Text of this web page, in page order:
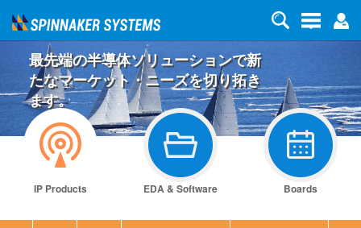
最先端の半導体ソリューションで新
たなマーケット・ニーズを切り拓き
ます。
IP Products EDA & Software Boards